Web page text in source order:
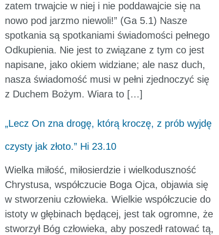
zatem trwajcie w niej i nie poddawajcie się na
nowo pod jarzmo niewoli!” (Ga 5.1) Nasze
spotkania są spotkaniami świadomości pełnego
Odkupienia. Nie jest to związane z tym co jest
napisane, jako okiem widziane; ale nasz duch,
nasza świadomość musi w pełni zjednoczyć się
z Duchem Bożym. Wiara to […]
„Lecz On zna drogę, którą kroczę, z prób wyjdę
czysty jak złoto.” Hi 23.10
Wielka miłość, miłosierdzie i wielkoduszność
Chrystusa, współczucie Boga Ojca, objawia się
w stworzeniu człowieka. Wielkie współczucie do
istoty w głębinach będącej, jest tak ogromne, że
stworzył Bóg człowieka, aby poszedł ratować tą,